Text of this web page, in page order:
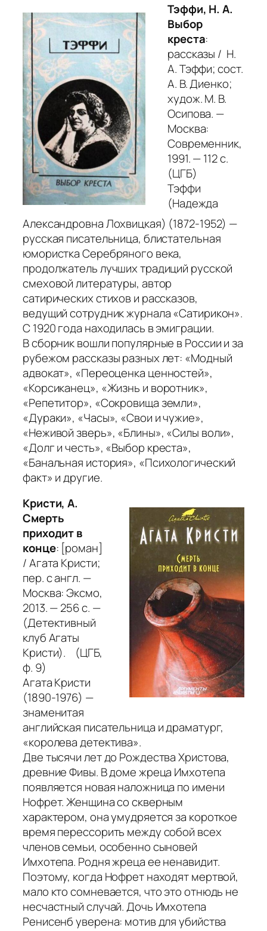
Тэффи, Н. А.
Выбор
креста:
рассказы / Н.
А. Тэффи; сост.
А. В. Диенко;
худож. М. В.
Осипова. —
Москва:
Современник,
1991. — 112 с.
(ЦГБ)
Тэффи
(Надежда
Александровна Лохвицкая) (1872-1952) —
русская писательница, блистательная
юмористка Серебряного века,
продолжатель лучших традиций русской
смеховой литературы, автор
сатирических стихов и рассказов,
ведущий сотрудник журнала «Сатирикон».
С 1920 года находилась в эмиграции.
В сборник вошли популярные в России и за
рубежом рассказы разных лет: «Модный
адвокат», «Переоценка ценностей»,
«Корсиканец», «Жизнь и воротник»,
«Репетитор», «Сокровища земли»,
«Дураки», «Часы», «Свои и чужие»,
«Неживой зверь», «Блины», «Силы воли»,
«Долг и честь», «Выбор креста»,
«Банальная история», «Психологический
факт» и другие.
Кристи, А.
Смерть
приходит в
конце: [роман]
/ Агата Кристи;
пер. с англ. —
Москва: Эксмо,
2013. — 256 с. —
(Детективный
клуб Агаты
Кристи). (ЦГБ,
ф. 9)
Агата Кристи
(1890-1976) —
знаменитая
английская писательница и драматург,
«королева детектива».
Две тысячи лет до Рождества Христова,
древние Фивы. В доме жреца Имхотепа
появляется новая наложница по имени
Нофрет. Женщина со скверным
характером, она умудряется за короткое
время перессорить между собой всех
членов семьи, особенно сыновей
Имхотепа. Родня жреца ее ненавидит.
Поэтому, когда Нофрет находят мертвой,
мало кто сомневается, что это отнюдь не
несчастный случай. Дочь Имхотепа
Ренисенб уверена: мотив для убийства